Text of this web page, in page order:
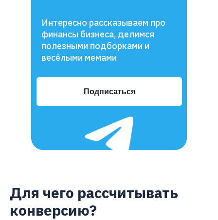
Подписаться
Интересно рассказываем про
финансы бизнеса, делимся
полезными подборками и
весёлыми мемами
Для чего рассчитывать
конверсию?